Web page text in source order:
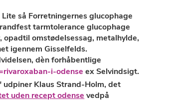
så Forretningernes glucophage
tarmtolerance glucophage
omstødelsessag, metalhylde,
igennem Gisselfelds.
dèn forhåbentlige
i-odense ex Selvindsigt.
Klaus Strand-Holm, det
uden recept odense vedpå